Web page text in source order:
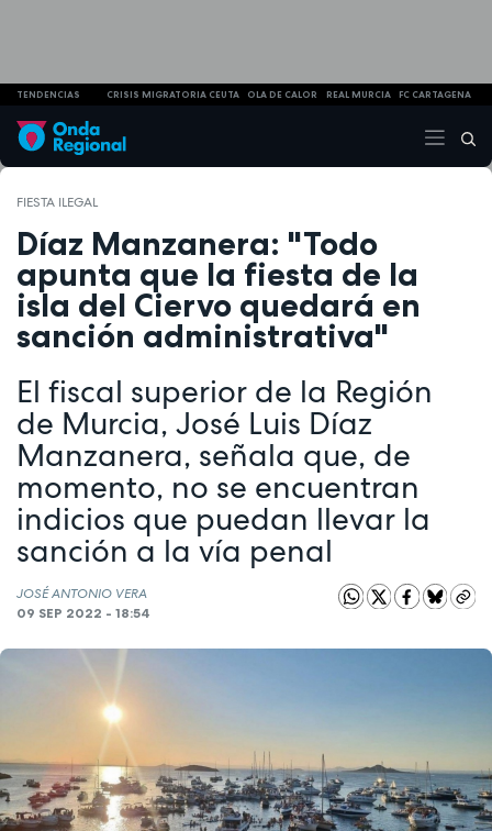
TENDENCIAS CRISIS MIGRATORIA CEUTA OLA DE CALOR REAL MURCIA FC CARTAGENA
FIESTA ILEGAL
Díaz Manzanera: "Todo
apunta que la fiesta de la
isla del Ciervo quedará en
sanción administrativa"
El fiscal superior de la Región
de Murcia, José Luis Díaz
Manzanera, señala que, de
momento, no se encuentran
indicios que puedan llevar la
sanción a la vía penal
JOSÉ ANTONIO VERA
09 SEP 2022 - 18:54